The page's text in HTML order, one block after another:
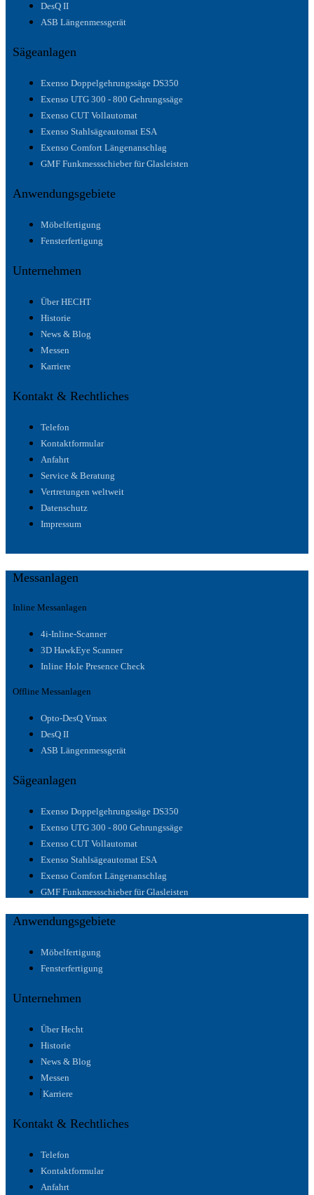
DesQ II
ASB Längenmessgerät
Sägeanlagen
Exenso Doppelgehrungssäge DS350
Exenso UTG 300 - 800 Gehrungssäge
Exenso CUT Vollautomat
Exenso Stahlsägeautomat ESA
Exenso Comfort Längenanschlag
GMF Funkmessschieber für Glasleisten
Anwendungsgebiete
Möbelfertigung
Fensterfertigung
Unternehmen
Über HECHT
Historie
News & Blog
Messen
Karriere
Kontakt & Rechtliches
Telefon
Kontaktformular
Anfahrt
Service & Beratung
Vertretungen weltweit
Datenschutz
Impressum
Messanlagen
Inline Messanlagen
4i-Inline-Scanner
3D HawkEye Scanner
Inline Hole Presence Check
Offline Messanlagen
Opto-DesQ Vmax
DesQ II
ASB Längenmessgerät
Sägeanlagen
Exenso Doppelgehrungssäge DS350
Exenso UTG 300 - 800 Gehrungssäge
Exenso CUT Vollautomat
Exenso Stahlsägeautomat ESA
Exenso Comfort Längenanschlag
GMF Funkmessschieber für Glasleisten
Anwendungsgebiete
Möbelfertigung
Fensterfertigung
Unternehmen
Über Hecht
Historie
News & Blog
Messen
Karriere
Kontakt & Rechtliches
Telefon
Kontaktformular
Anfahrt